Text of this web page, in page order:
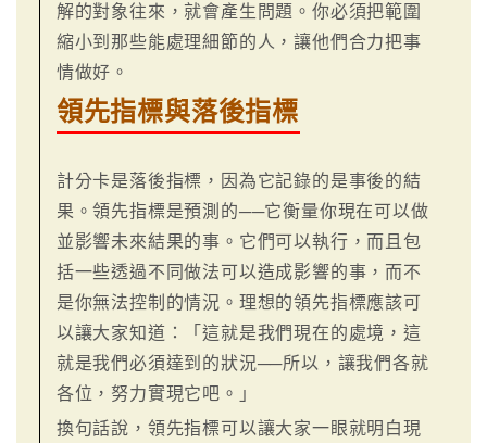
解的對象往來，就會產生問題。你必須把範圍
縮小到那些能處理細節的人，讓他們合力把事
情做好。
領先指標與落後指標
計分卡是落後指標，因為它記錄的是事後的結
果。領先指標是預測的──它衡量你現在可以做
並影響未來結果的事。它們可以執行，而且包
括一些透過不同做法可以造成影響的事，而不
是你無法控制的情況。理想的領先指標應該可
以讓大家知道：「這就是我們現在的處境，這
就是我們必須達到的狀況──所以，讓我們各就
各位，努力實現它吧。」
換句話說，領先指標可以讓大家一眼就明白現